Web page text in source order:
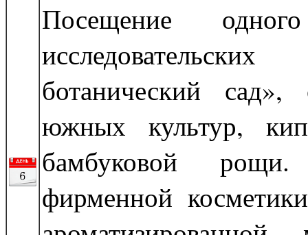
Посещение
ботанический
южных культур,
бамбуковой рощи.
фирменной